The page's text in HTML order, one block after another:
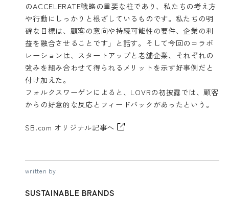
のACCELERATE戦略の重要な柱であり、私たちの考え方
や行動にしっかりと根ざしているものです。私たちの明
確な目標は、顧客の意向や持続可能性の要件、企業の利
益を融合させることです」と話す。そして今回のコラボ
レーションは、スタートアップと老舗企業、それぞれの
強みを組み合わせて得られるメリットを示す好事例だと
付け加えた。
フォルクスワーゲンによると、LOVRの初披露では、顧客
からの好意的な反応とフィードバックがあったという。
SB.com オリジナル記事へ
written by
SUSTAINABLE BRANDS